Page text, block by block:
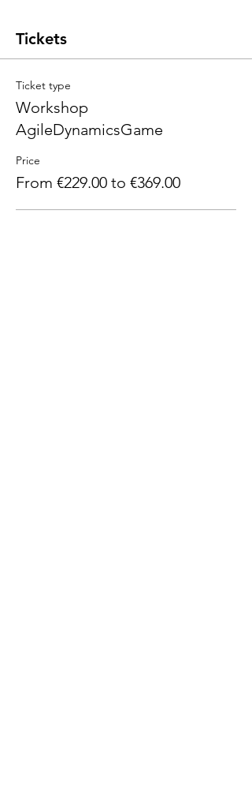
Tickets
Ticket type
Workshop
AgileDynamicsGame
Price
From €229.00 to €369.00